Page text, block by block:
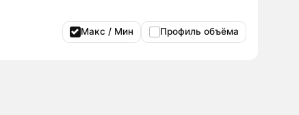
Макс / Мин Профиль объёма